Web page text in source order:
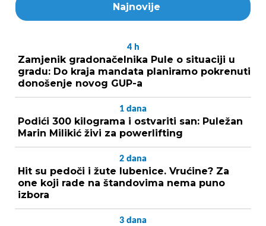
Najnovije
4 h
Zamjenik gradonačelnika Pule o situaciji u
gradu: Do kraja mandata planiramo pokrenuti
donošenje novog GUP-a
1 dana
Podići 300 kilograma i ostvariti san: Puležan
Marin Milikić živi za powerlifting
2 dana
Hit su pedoči i žute lubenice. Vrućine? Za
one koji rade na štandovima nema puno
izbora
3 dana